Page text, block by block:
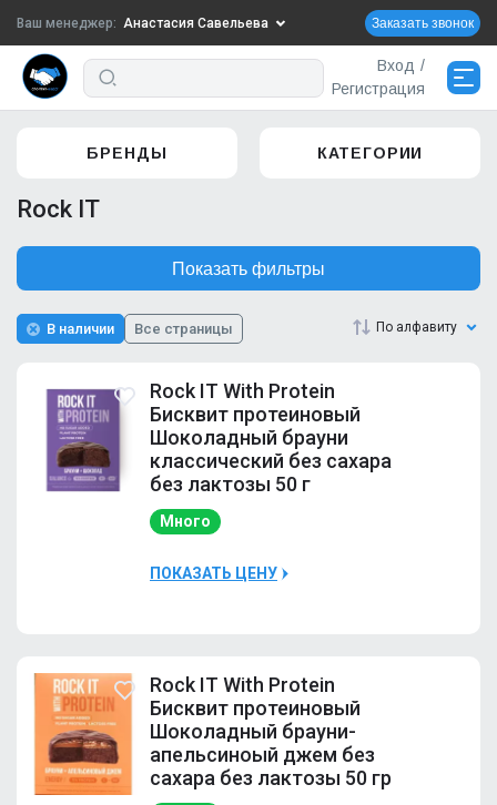
Ваш менеджер: Анастасия Савельева
+7-910-719-29-58
Заказать звонок
НОВИНКИ
15
Доставка и оплата
Контакты
Сменить менеджера
Вход /
Регистрация
БРЕНДЫ КАТЕГОРИИ
Rock IT
Показать фильтры
В наличии Все страницы По алфавиту
Rock IT With Protein
Бисквит протеиновый
Шоколадный брауни
классический без сахара
без лактозы 50 г
Много
ПОКАЗАТЬ ЦЕНУ
Rock IT With Protein
Бисквит протеиновый
Шоколадный брауни-
апельсиноый джем без
сахара без лактозы 50 гр